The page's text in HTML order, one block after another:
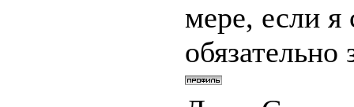
мере, если я
обязательно